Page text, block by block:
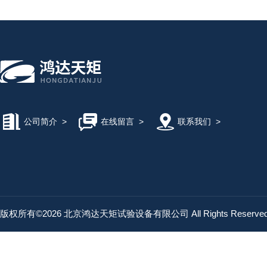
公司简介 > 在线留言> 联系我们 >
版权所有©2026 北京鸿达天矩试验设备有限公司 All Rights